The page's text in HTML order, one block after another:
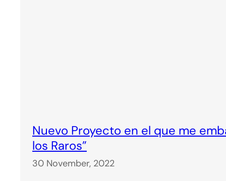
Nuevo Proyecto en el que me
los Raros”
30 November, 2022